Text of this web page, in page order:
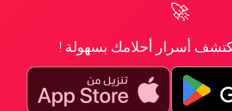
🚀
أسرار أحلامك بسهولة !